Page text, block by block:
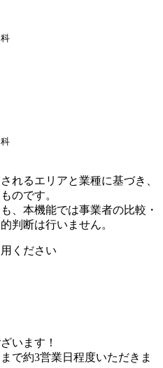
れるエリアと業種に基づき、
のです。
、本機能では事業者の比較・
判断は行いません。
ください
います！
で約3営業日程度いただきま